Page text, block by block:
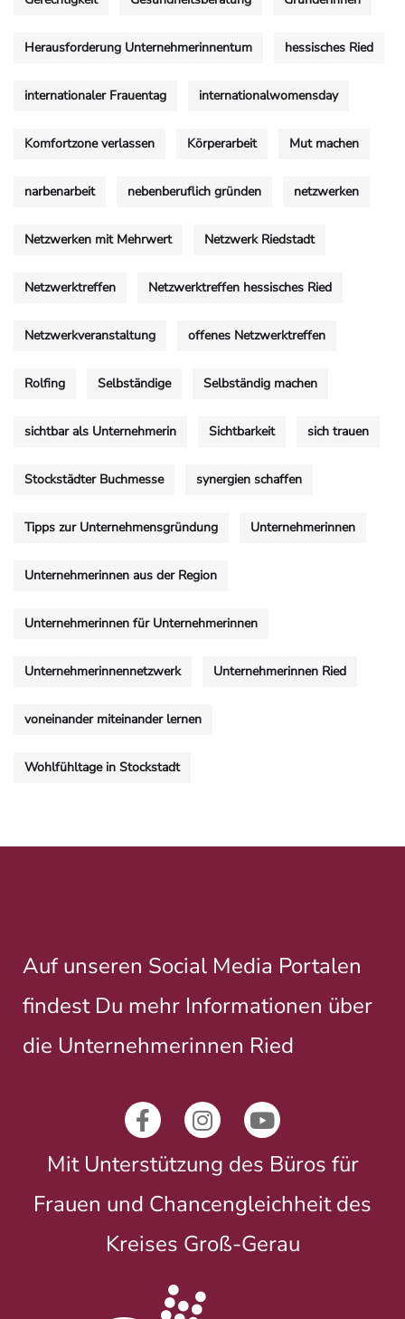
Herausforderung Unternehmerinnentum hessisches Ried
internationaler Frauentag internationalwomensday
Komfortzone verlassen Körperarbeit Mut machen
narbenarbeit nebenberuflich gründen netzwerken
Netzwerken mit Mehrwert Netzwerk Riedstadt
Netzwerktreffen Netzwerktreffen hessisches Ried
Netzwerkveranstaltung offenes Netzwerktreffen
Rolfing Selbständige Selbständig machen
sichtbar als Unternehmerin Sichtbarkeit sich trauen
Stockstädter Buchmesse synergien schaffen
Tipps zur Unternehmensgründung Unternehmerinnen
Unternehmerinnen aus der Region
Unternehmerinnen für Unternehmerinnen
Unternehmerinnennetzwerk Unternehmerinnen Ried
voneinander miteinander lernen
Wohlfühltage in Stockstadt
Auf unseren Social Media Portalen
findest Du mehr Informationen über
die Unternehmerinnen Ried
Mit Unterstützung des Büros für
Frauen und Chancengleichheit des
Kreises Groß-Gerau